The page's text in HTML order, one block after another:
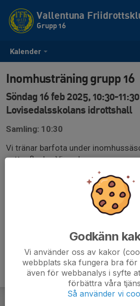
Kalender
Vallentuna
Grupp 16
Inomhusträning grupp 16
Söndag 16 feb 2025, 10:30-11:30
Lovisedalsskolans idrottshall
Samling: 10:30
Vi tränar barfota under
vattenflaska. Vi ses!
Godkänn
Vi använder oss av kakor
webbplats ska fungera bra för
även för webbanalys i syfte
förbättra våra
Så använder vi